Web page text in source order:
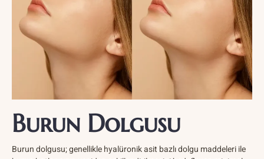
Burun Dolgusu
Burun dolgusu; genellikle hyalüronik asit bazlı dolgu maddeleri ile